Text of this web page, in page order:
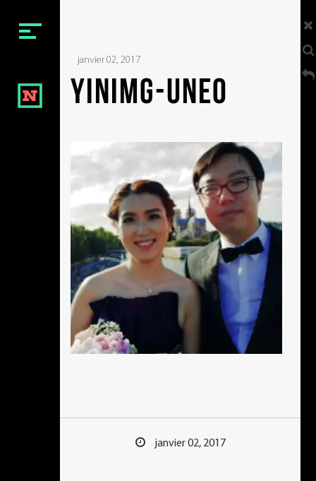
Menu
NOTRE ÉQUIPE
NOS FILMS
NOTRE CONTACT
Social
janvier 02, 2017
yinimg-une0
janvier 02, 2017